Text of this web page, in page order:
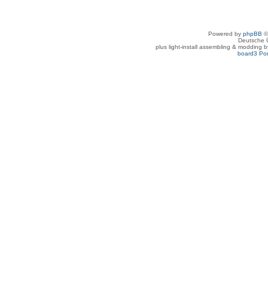
Powered by phpBB
Deutsche
plus light-install assembling & modding
board3